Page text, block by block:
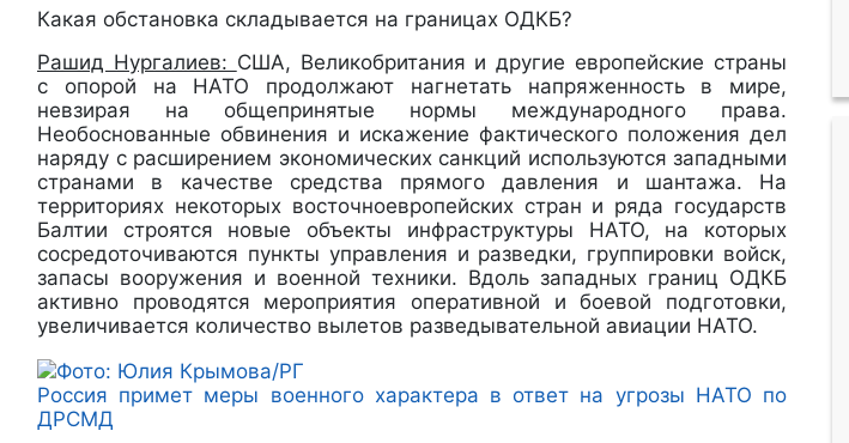
Какая обстановка складывается на границах ОДКБ?
Рашид Нургалиев: США, Великобритания и другие европейские страны
с опорой на НАТО продолжают нагнетать напряженность в мире,
невзирая на общепринятые нормы международного права.
Необоснованные обвинения и искажение фактического положения дел
наряду с расширением экономических санкций используются западными
странами в качестве средства прямого давления и шантажа. На
территориях некоторых восточноевропейских стран и ряда государств
Балтии строятся новые объекты инфраструктуры НАТО, на которых
сосредоточиваются пункты управления и разведки, группировки войск,
запасы вооружения и военной техники. Вдоль западных границ ОДКБ
активно проводятся мероприятия оперативной и боевой подготовки,
увеличивается количество вылетов разведывательной авиации НАТО.
Россия примет меры военного характера в ответ на угрозы НАТО по
ДРСМД